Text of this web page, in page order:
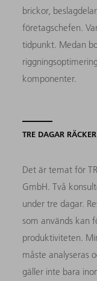
brickor,
företagschefen.
tidpunkt. Medan
komponenter.
TRE DAGAR
Det är temat för
GmbH. Två
under tre dagar.
som används kan
produktiviteten.
måste analyseras
gäller inte bara